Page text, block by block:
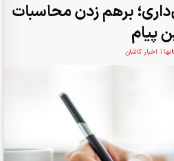
برهم زدن محاسبات
پیام
| اخبار کاشان